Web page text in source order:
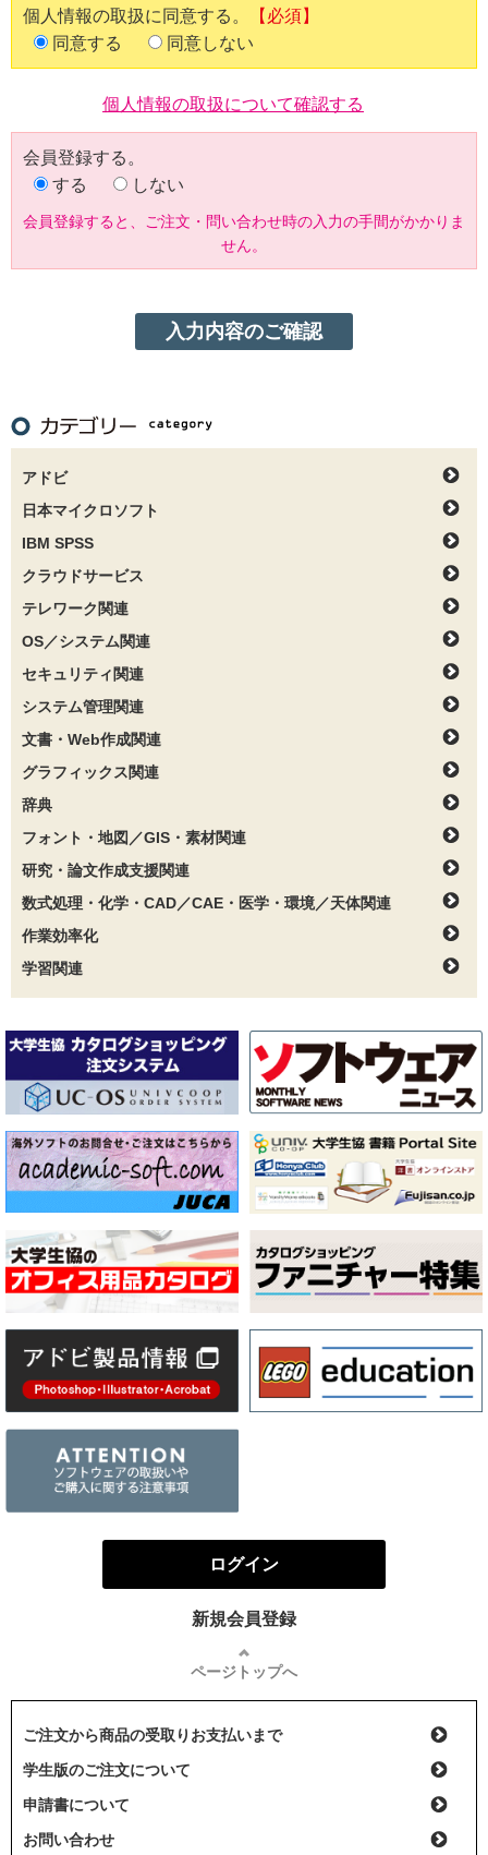
個人情報の取扱に同意する。
【必須】
同意する
同意しない
個人情報の取扱について確認する
会員登録する。
する
しない
会員登録すると、ご注文・問い合わせ時の入力の手間がかかりま
せん。
アドビ
日本マイクロソフト
IBM SPSS
クラウドサービス
テレワーク関連
OS／システム関連
セキュリティ関連
システム管理関連
文書・Web作成関連
グラフィックス関連
辞典
フォント・地図／GIS・素材関連
研究・論文作成支援関連
数式処理・化学・CAD／CAE・医学・環境／天体関連
作業効率化
学習関連
ログイン
新規会員登録
ページトップへ
ご注文から商品の受取りお支払いまで
学生版のご注文について
申請書について
お問い合わせ